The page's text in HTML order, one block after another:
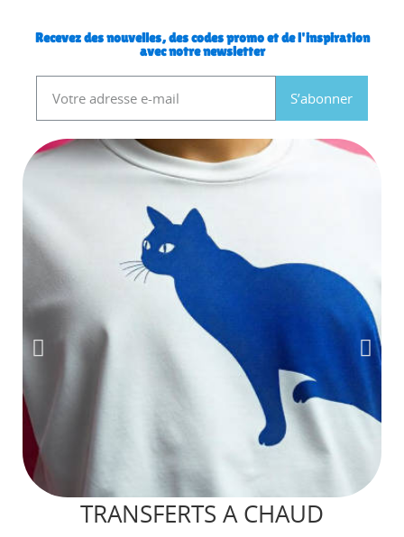
Recevez des nouvelles, des codes promo et de l'inspiration
avec notre newsletter
S’abonner
TRANSFERTS A CHAUD